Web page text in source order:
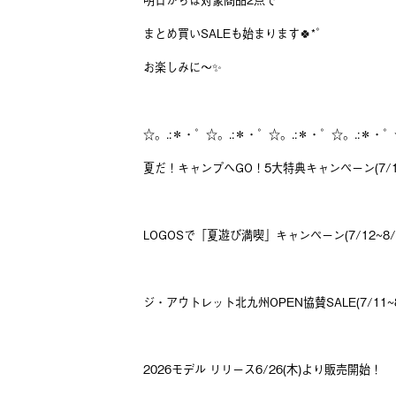
まとめ買いSALEも始まります🍀*゜
お楽しみに〜✨
☆。.:＊・゜☆。.:＊・゜☆。.:＊・゜☆。.:＊・゜
夏だ！キャンプへGO！5大特典キャンペーン
LOGOSで「夏遊び満喫」キャンペーン(7/
ジ・アウトレット北九州OPEN協賛SALE(7/
2026モデル リリース6/26(木)より販売開始！